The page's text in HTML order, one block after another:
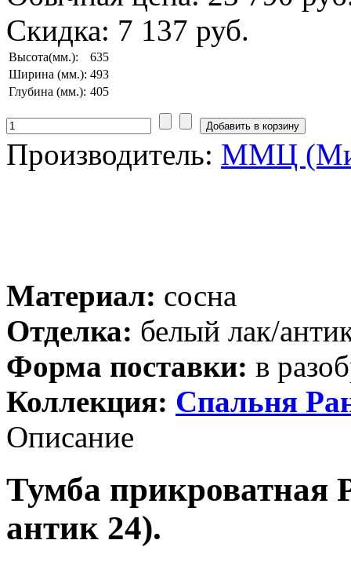
Скидка: 7 137 руб.
Высота(мм.):
635
Ширина (мм.): 493
Глубина (мм.): 405
Производитель: ММЦ
Материал: сосна
Отделка: белый лак/
Форма поставки: в
Коллекция: Спальня
Описание
Тумба прикроватная
антик 24).